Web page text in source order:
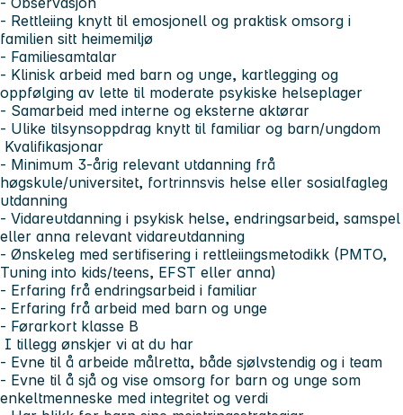
- Rettleiing knytt til emosjonell og praktisk omsorg i
familien sitt heimemiljø
- Familiesamtalar
- Klinisk arbeid med barn og unge, kartlegging og
oppfølging av lette til moderate psykiske helseplager
- Samarbeid med interne og eksterne aktørar
- Ulike tilsynsoppdrag knytt til familiar og barn/ungdom
Kvalifikasjonar
- Minimum 3-årig relevant utdanning frå
høgskule/universitet, fortrinnsvis helse eller sosialfagleg
utdanning
- Vidareutdanning i psykisk helse, endringsarbeid, samspel
eller anna relevant vidareutdanning
- Ønskeleg med sertifisering i rettleiingsmetodikk (PMTO,
Tuning into kids/teens, EFST eller anna)
- Erfaring frå endringsarbeid i familiar
- Erfaring frå arbeid med barn og unge
- Førarkort klasse B
I tillegg ønskjer vi at du har
- Evne til å arbeide målretta, både sjølvstendig og i team
- Evne til å sjå og vise omsorg for barn og unge som
enkeltmenneske med integritet og verdi